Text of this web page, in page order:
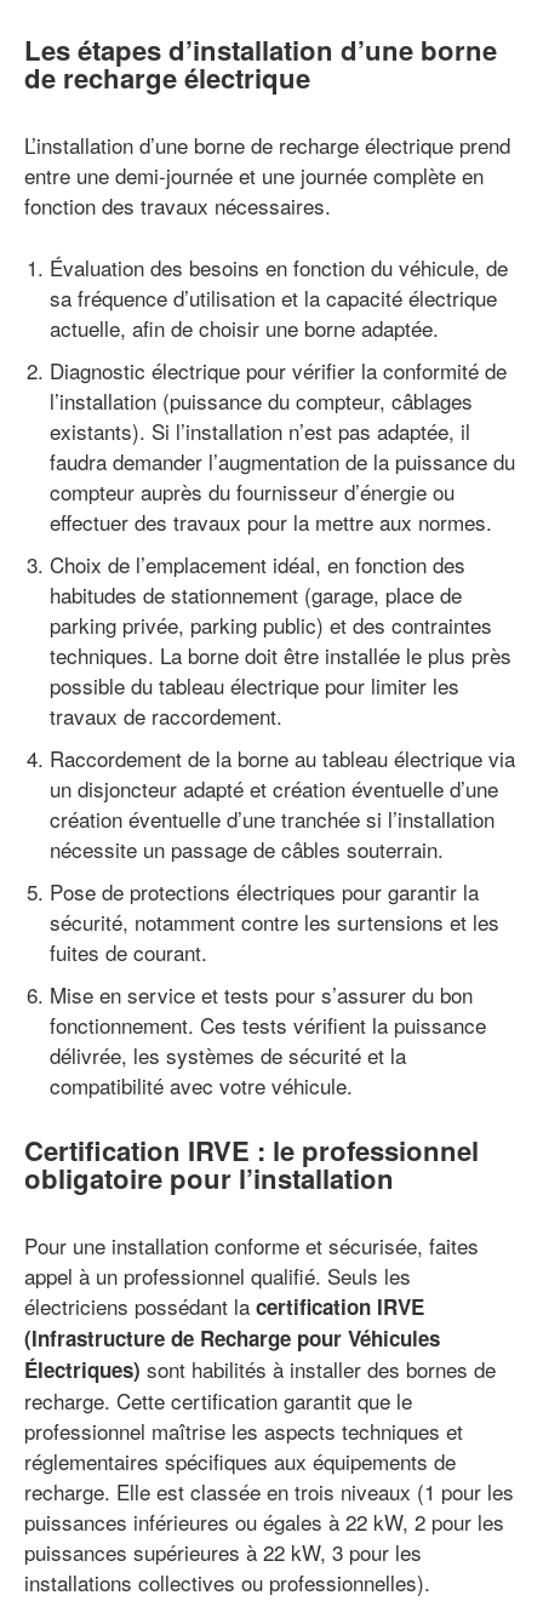
Les étapes d’installation d’une borne
de recharge électrique
L’installation d’une borne de recharge électrique prend
entre une demi-journée et une journée complète en
fonction des travaux nécessaires.
Évaluation des besoins en fonction du véhicule, de
sa fréquence d’utilisation et la capacité électrique
actuelle, afin de choisir une borne adaptée.
Diagnostic électrique pour vérifier la conformité de
l’installation (puissance du compteur, câblages
existants). Si l’installation n’est pas adaptée, il
faudra demander l’augmentation de la puissance du
compteur auprès du fournisseur d’énergie ou
effectuer des travaux pour la mettre aux normes.
Choix de l’emplacement idéal, en fonction des
habitudes de stationnement (garage, place de
parking privée, parking public) et des contraintes
techniques. La borne doit être installée le plus près
possible du tableau électrique pour limiter les
travaux de raccordement.
Raccordement de la borne au tableau électrique via
un disjoncteur adapté et création éventuelle d’une
création éventuelle d’une tranchée si l’installation
nécessite un passage de câbles souterrain.
Pose de protections électriques pour garantir la
sécurité, notamment contre les surtensions et les
fuites de courant.
Mise en service et tests pour s’assurer du bon
fonctionnement. Ces tests vérifient la puissance
délivrée, les systèmes de sécurité et la
compatibilité avec votre véhicule.
Certification IRVE : le professionnel
obligatoire pour l’installation
Pour une installation conforme et sécurisée, faites
appel à un professionnel qualifié. Seuls les
électriciens possédant la certification IRVE
(Infrastructure de Recharge pour Véhicules
Électriques) sont habilités à installer des bornes de
recharge. Cette certification garantit que le
professionnel maîtrise les aspects techniques et
réglementaires spécifiques aux équipements de
recharge. Elle est classée en trois niveaux (1 pour les
puissances inférieures ou égales à 22 kW, 2 pour les
puissances supérieures à 22 kW, 3 pour les
installations collectives ou professionnelles).